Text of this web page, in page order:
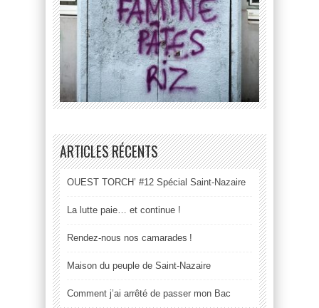
ARTICLES RÉCENTS
OUEST TORCH’ #12 Spécial Saint-Nazaire
La lutte paie… et continue !
Rendez-nous nos camarades !
Maison du peuple de Saint-Nazaire
Comment j’ai arrêté de passer mon Bac